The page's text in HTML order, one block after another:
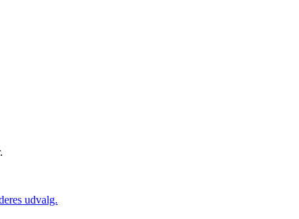
udvalg.